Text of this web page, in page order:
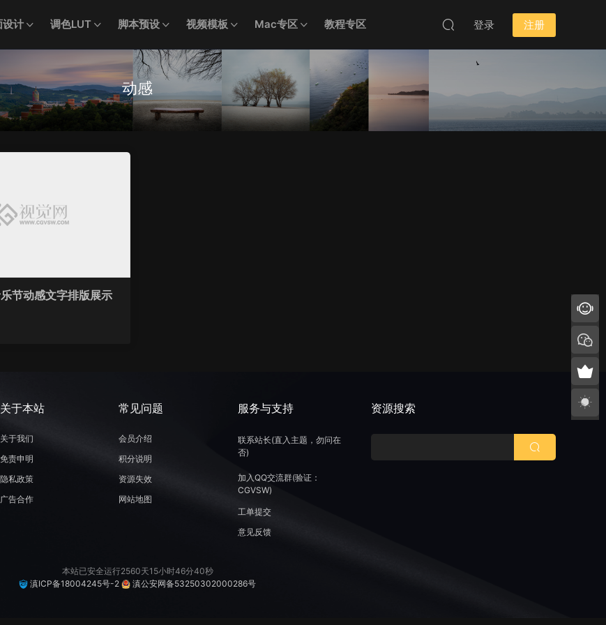
设计 调色LUT 脚本预设 视频模板 Mac专区 教程专区 登录 注册
动感
节动感文字排版展示
关于本站
关于我们
免责申明
隐私政策
广告合作
常见问题
会员介绍
积分说明
资源失效
网站地图
服务与支持
联系站长(直入主题，勿问在
否)
加入QQ交流群(验证：
CGVSW)
工单提交
意见反馈
资源搜索
本站已安全运行2560天15小时46分40秒
滇ICP备18004245号-2
滇公安网备53250302000286号